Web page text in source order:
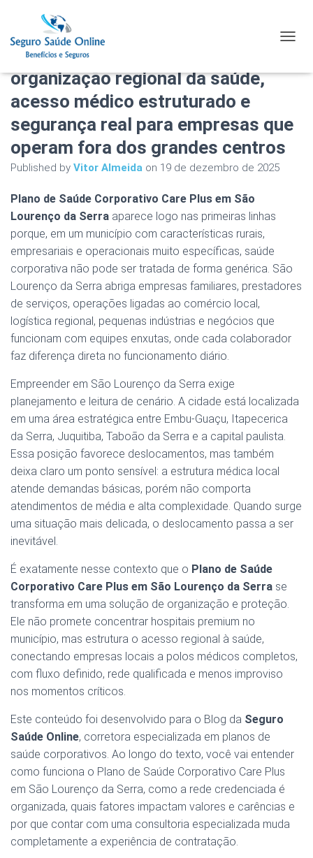
Plano de Saúde Corporativo Care
Plus em São Lourenço da Serra:
organização regional da saúde,
acesso médico estruturado e
segurança real para empresas que
operam fora dos grandes centros
Published by Vitor Almeida on 19 de dezembro de 2025
Plano de Saúde Corporativo Care Plus em São
Lourenço da Serra aparece logo nas primeiras linhas
porque, em um município com características rurais,
empresariais e operacionais muito específicas, saúde
corporativa não pode ser tratada de forma genérica. São
Lourenço da Serra abriga empresas familiares, prestadores
de serviços, operações ligadas ao comércio local,
logística regional, pequenas indústrias e negócios que
funcionam com equipes enxutas, onde cada colaborador
faz diferença direta no funcionamento diário.
Empreender em São Lourenço da Serra exige
planejamento e leitura de cenário. A cidade está localizada
em uma área estratégica entre Embu-Guaçu, Itapecerica
da Serra, Juquitiba, Taboão da Serra e a capital paulista.
Essa posição favorece deslocamentos, mas também
deixa claro um ponto sensível: a estrutura médica local
atende demandas básicas, porém não comporta
atendimentos de média e alta complexidade. Quando surge
uma situação mais delicada, o deslocamento passa a ser
inevitável.
É exatamente nesse contexto que o Plano de Saúde
Corporativo Care Plus em São Lourenço da Serra se
transforma em uma solução de organização e proteção.
Ele não promete concentrar hospitais premium no
município, mas estrutura o acesso regional à saúde,
conectando empresas locais a polos médicos completos,
com fluxo definido, rede qualificada e menos improviso
nos momentos críticos.
Este conteúdo foi desenvolvido para o Blog da Seguro
Saúde Online, corretora especializada em planos de
saúde corporativos. Ao longo do texto, você vai entender
como funciona o Plano de Saúde Corporativo Care Plus
em São Lourenço da Serra, como a rede credenciada é
organizada, quais fatores impactam valores e carências e
por que contar com uma consultoria especializada muda
completamente a experiência de contratação.